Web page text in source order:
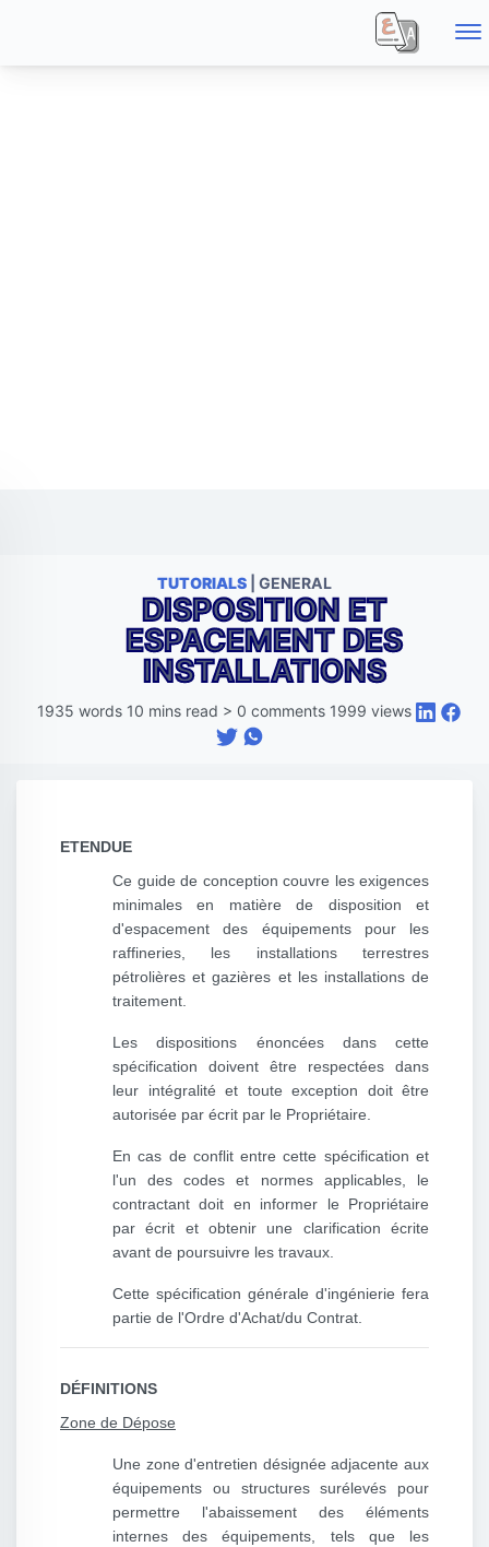
TUTORIALS | GENERAL
DISPOSITION ET
ESPACEMENT DES
INSTALLATIONS
1935 words 10 mins read > 0 comments 1999 views
ETENDUE
Ce guide de conception couvre les exigences
minimales en matière de disposition et
d'espacement des équipements pour les
raffineries, les installations terrestres
pétrolières et gazières et les installations de
traitement.
Les dispositions énoncées dans cette
spécification doivent être respectées dans
leur intégralité et toute exception doit être
autorisée par écrit par le Propriétaire.
En cas de conflit entre cette spécification et
l'un des codes et normes applicables, le
contractant doit en informer le Propriétaire
par écrit et obtenir une clarification écrite
avant de poursuivre les travaux.
Cette spécification générale d'ingénierie fera
partie de l'Ordre d'Achat/du Contrat.
DÉFINITIONS
Zone de Dépose
Une zone d'entretien désignée adjacente aux
équipements ou structures surélevés pour
permettre l'abaissement des éléments
internes des équipements, tels que les